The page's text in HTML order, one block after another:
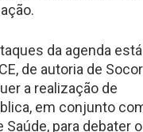
da agenda
de autoria de
a realização de
em conjunto
Saúde, para debater o